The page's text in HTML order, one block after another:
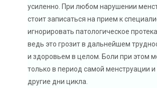
усиленно. При любом нарушении
стоит записаться на прием к
игнорировать патологическое
ведь это грозит в дальнейшем
и здоровьем в целом. Боли при этом
только в период самой менструации и
другие дни цикла.